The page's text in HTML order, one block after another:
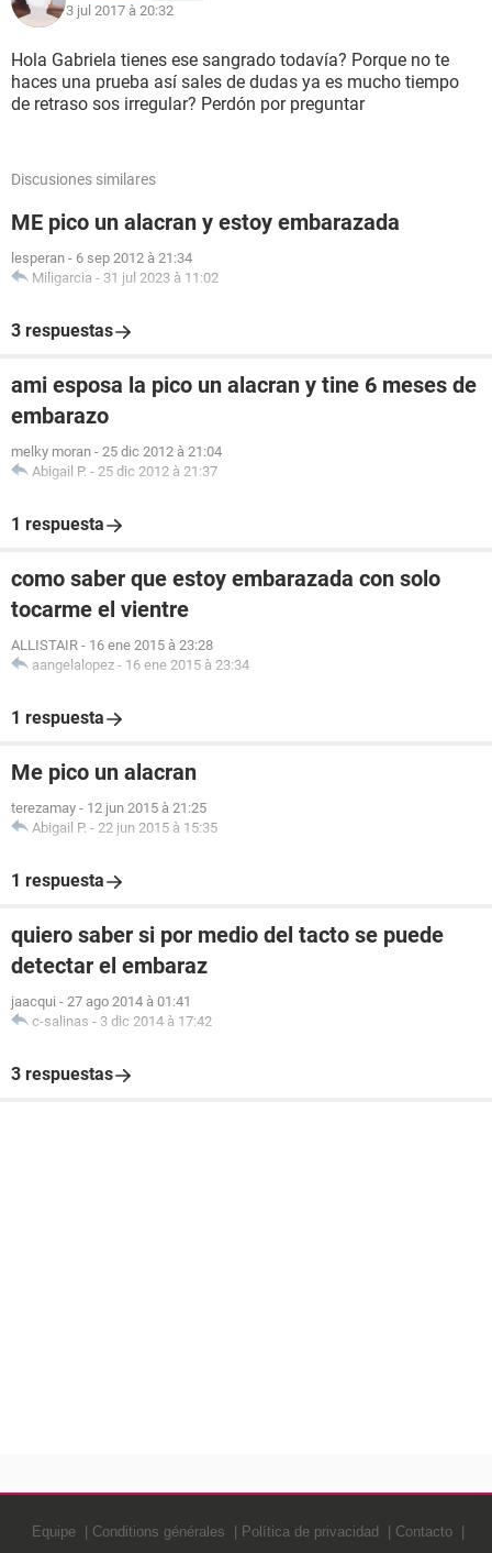
3 jul 2017 à 20:32
Hola Gabriela tienes ese sangrado todavía? Porque no te
haces una prueba así sales de dudas ya es mucho tiempo
de retraso sos irregular? Perdón por preguntar
Discusiones similares
ME pico un alacran y estoy embarazada
lesperan - 6 sep 2012 à 21:34
Miligarcia - 31 jul 2023 à 11:02
3 respuestas
ami esposa la pico un alacran y tine 6 meses de
embarazo
melky moran - 25 dic 2012 à 21:04
Abigail P. - 25 dic 2012 à 21:37
1 respuesta
como saber que estoy embarazada con solo
tocarme el vientre
ALLISTAIR - 16 ene 2015 à 23:28
aangelalopez - 16 ene 2015 à 23:34
1 respuesta
Me pico un alacran
terezamay - 12 jun 2015 à 21:25
Abigail P. - 22 jun 2015 à 15:35
1 respuesta
quiero saber si por medio del tacto se puede
detectar el embaraz
jaacqui - 27 ago 2014 à 01:41
c-salinas - 3 dic 2014 à 17:42
3 respuestas
Equipe Conditions générales Política de privacidad Contacto